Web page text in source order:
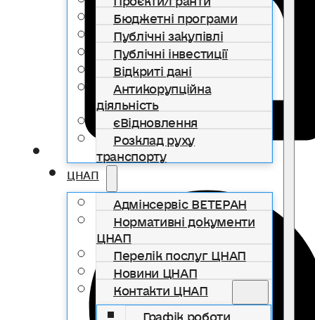
Бюджетні програми
Публічні закупівлі
Публічні інвестиції
Відкриті дані
Антикорупційна
діяльність
єВідновлення
Розклад руху
транспорту
ЦНАП
Адмінсервіс ВЕТЕРАН
Нормативні документи
ЦНАП
Перелік послуг ЦНАП
Новини ЦНАП
Контакти ЦНАП
Графік роботи